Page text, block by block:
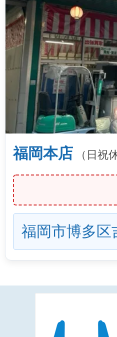
福岡本店 （日祝
福岡市博多区